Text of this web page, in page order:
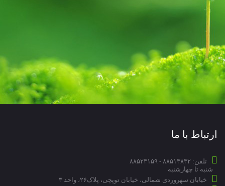
ارتباط با ما
تلفن: ۸۸۵۱۳۸۳۲ - ۸۸۵۲۳۱۵۹
شنبه تا چهارشنبه
خیابان سهروردی شمالی، خیابان توپچی، پلاک۲۶، واحد ۳